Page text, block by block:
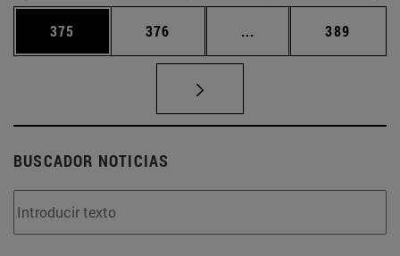
Página
375 Página
376 ... Páginas intermedias
Página
389
BUSCADOR NOTICIAS